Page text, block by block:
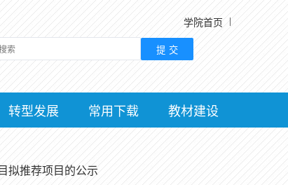
学院首页
转型发展 常用下载 教材建设
拟推荐项目的公示